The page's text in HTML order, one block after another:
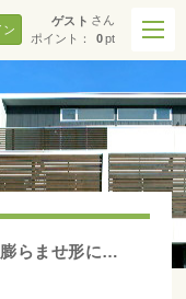
ゲスト さん
ポイント：
0pt
ン
らませ形に…